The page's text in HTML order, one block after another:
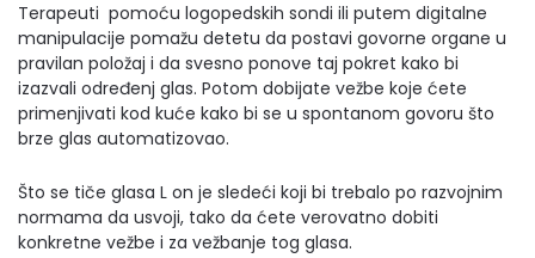
Terapeuti pomoću logopedskih sondi ili putem digitalne
manipulacije pomažu detetu da postavi govorne organe u
pravilan položaj i da svesno ponove taj pokret kako bi
izazvali određenj glas. Potom dobijate vežbe koje ćete
primenjivati kod kuće kako bi se u spontanom govoru što
brze glas automatizovao.
Što se tiče glasa L on je sledeći koji bi trebalo po razvojnim
normama da usvoji, tako da ćete verovatno dobiti
konkretne vežbe i za vežbanje tog glasa.